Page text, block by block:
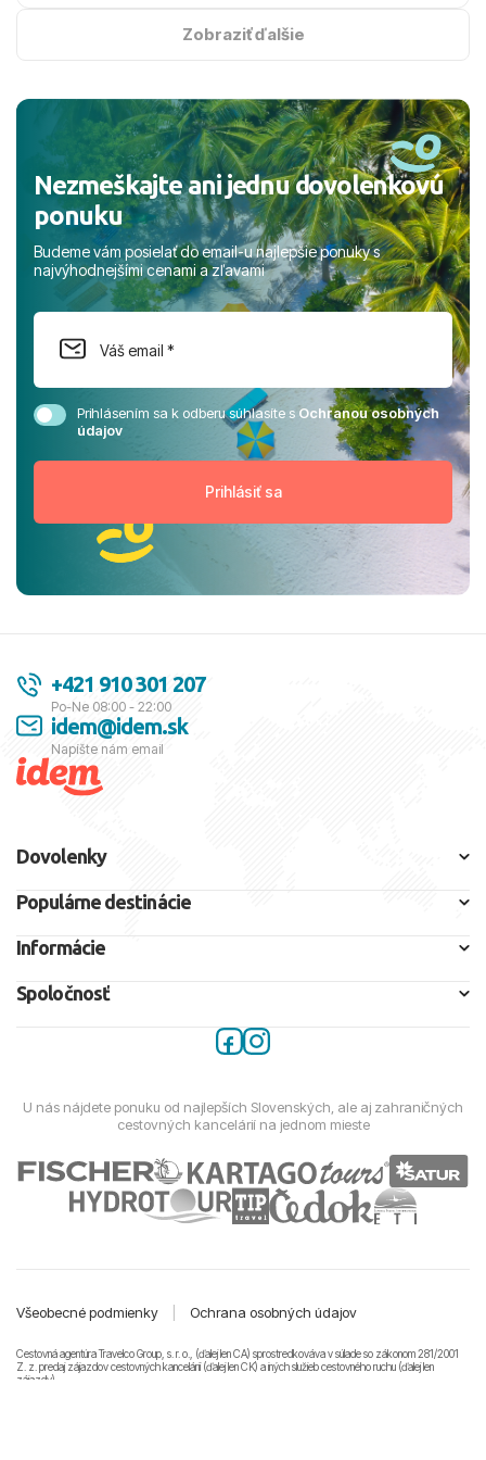
s hviezdičkou. ​Už teraz sa tešíme, kam s nami vyrazíte
Zobraziť ďalšie
Nezmeškajte ani jednu dovolenkovú
ponuku
Budeme vám posielať do email-u najlepšie ponuky s
najvýhodnejšími cenami a zľavami
Prihlásením sa k odberu súhlasíte sOchranou osobných
údajov
+421 910 301 207
Po-Ne 08:00 - 22:00
idem@idem.sk
Napíšte nám email
Dovolenky
Populárne destinácie
Informácie
Spoločnosť
U nás nájdete ponuku od najlepších Slovenských, ale aj zahraničných
cestovných kancelárií na jednom mieste
Všeobecné podmienky Ochrana osobných údajov
Cestovná agentúra Travelco Group, s. r. o., (ďalej len CA) sprostredkováva v súlade so zákonom 281/2001
Z. z. predaj zájazdov cestovných kancelárii (ďalej len CK) a iných služieb cestovného ruchu (ďalej len
zájazdy).